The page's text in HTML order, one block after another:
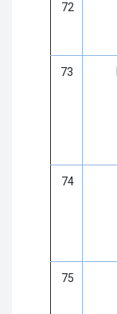
72
73
74
75